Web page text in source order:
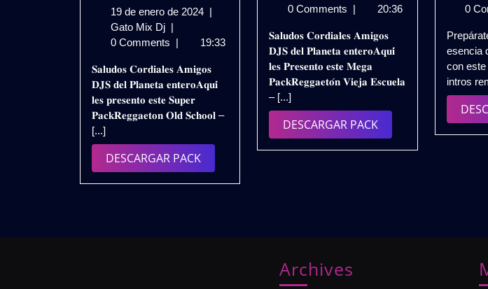
19 de enero de 2024 19
enero
2024
|
Gato Mix Dj 𝗣𝗔𝗖𝗞
𝗥𝗘𝗚𝗚𝗔𝗘𝗧𝗢𝗡
𝗦𝗖𝗛𝗢𝗢𝗟
–
𝗜𝗡𝗧𝗥𝗢𝗦
𝗥𝗘𝗠𝗜𝗫
|
|
0 Comments | 19:33
𝐒𝐚𝐥𝐮𝐝𝐨𝐬 𝐂𝐨𝐫𝐝𝐢𝐚𝐥𝐞𝐬 𝐀𝐦𝐢𝐠𝐨𝐬
𝐃𝐉𝐒 𝐝𝐞𝐥 𝐏𝐥𝐚𝐧𝐞𝐭𝐚 𝐞𝐧𝐭𝐞𝐫𝐨𝐀𝐪𝐮𝐢́
𝐥𝐞𝐬 𝐩𝐫𝐞𝐬𝐞𝐧𝐭𝐨 𝐞𝐬𝐭𝐞 𝐒𝐮𝐩𝐞𝐫
𝐏𝐚𝐜𝐤𝐑𝐞𝐠𝐠𝐚𝐞𝐭𝐨𝐧 𝐎𝐥𝐝 𝐒𝐜𝐡𝐨𝐨𝐥 –
[...]
DESCARGAR PACKDESCARGAR
PACK
julio
2025
LA
ESCUELA
–
INTROS
REMIX
PACK
0 Comments | 20:36
𝐒𝐚𝐥𝐮𝐝𝐨𝐬 𝐂𝐨𝐫𝐝𝐢𝐚𝐥𝐞𝐬 𝐀𝐦𝐢𝐠𝐨𝐬
𝐃𝐉𝐒 𝐝𝐞𝐥 𝐏𝐥𝐚𝐧𝐞𝐭𝐚 𝐞𝐧𝐭𝐞𝐫𝐨𝐀𝐪𝐮𝐢́
𝐥𝐞𝐬 𝐏𝐫𝐞𝐬𝐞𝐧𝐭𝐨 𝐞𝐬𝐭𝐞 𝐌𝐞𝐠𝐚
𝐏𝐚𝐜𝐤𝐑𝐞𝐠𝐠𝐚𝐞𝐭𝐨́𝐧 𝐕𝐢𝐞𝐣𝐚 𝐄𝐬𝐜𝐮𝐞𝐥𝐚
– [...]
DESCARGAR PACKDESCARGAR
PACK
0
esencia
con
intros
Archives